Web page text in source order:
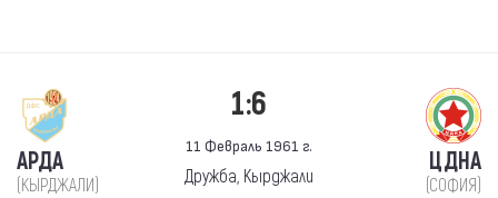
АРДА
(КЫРДЖАЛИ)
1:6
11 Февраль 1961 г.
Дружба, Кырджали ЦДНА
(СОФИЯ)